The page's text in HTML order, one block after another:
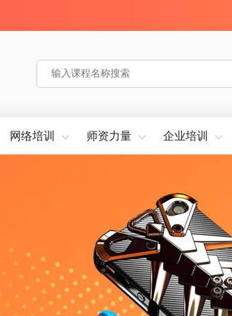
网络培训 师资力量 企业培训